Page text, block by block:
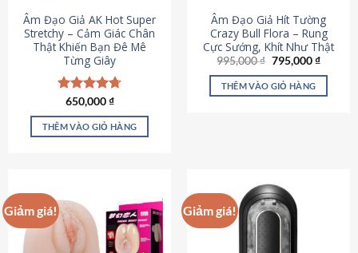
Âm Đạo Giả AK Hot Super
Stretchy – Cảm Giác Chân
Thật Khiến Bạn Đê Mê
Từng Giây
Được xếp
hạng4.75
5 sao
650,000₫
THÊM VÀO GIỎ HÀNG
Âm Đạo Giả Hít Tường
Crazy Bull Flora – Rung
Cực Sướng, Khít Như Thật
995,000₫ Giá
là:
995,000 ₫.
795,000₫Giá
tại
THÊM VÀO GIỎ HÀNG
Giảm giá! Giảm giá!